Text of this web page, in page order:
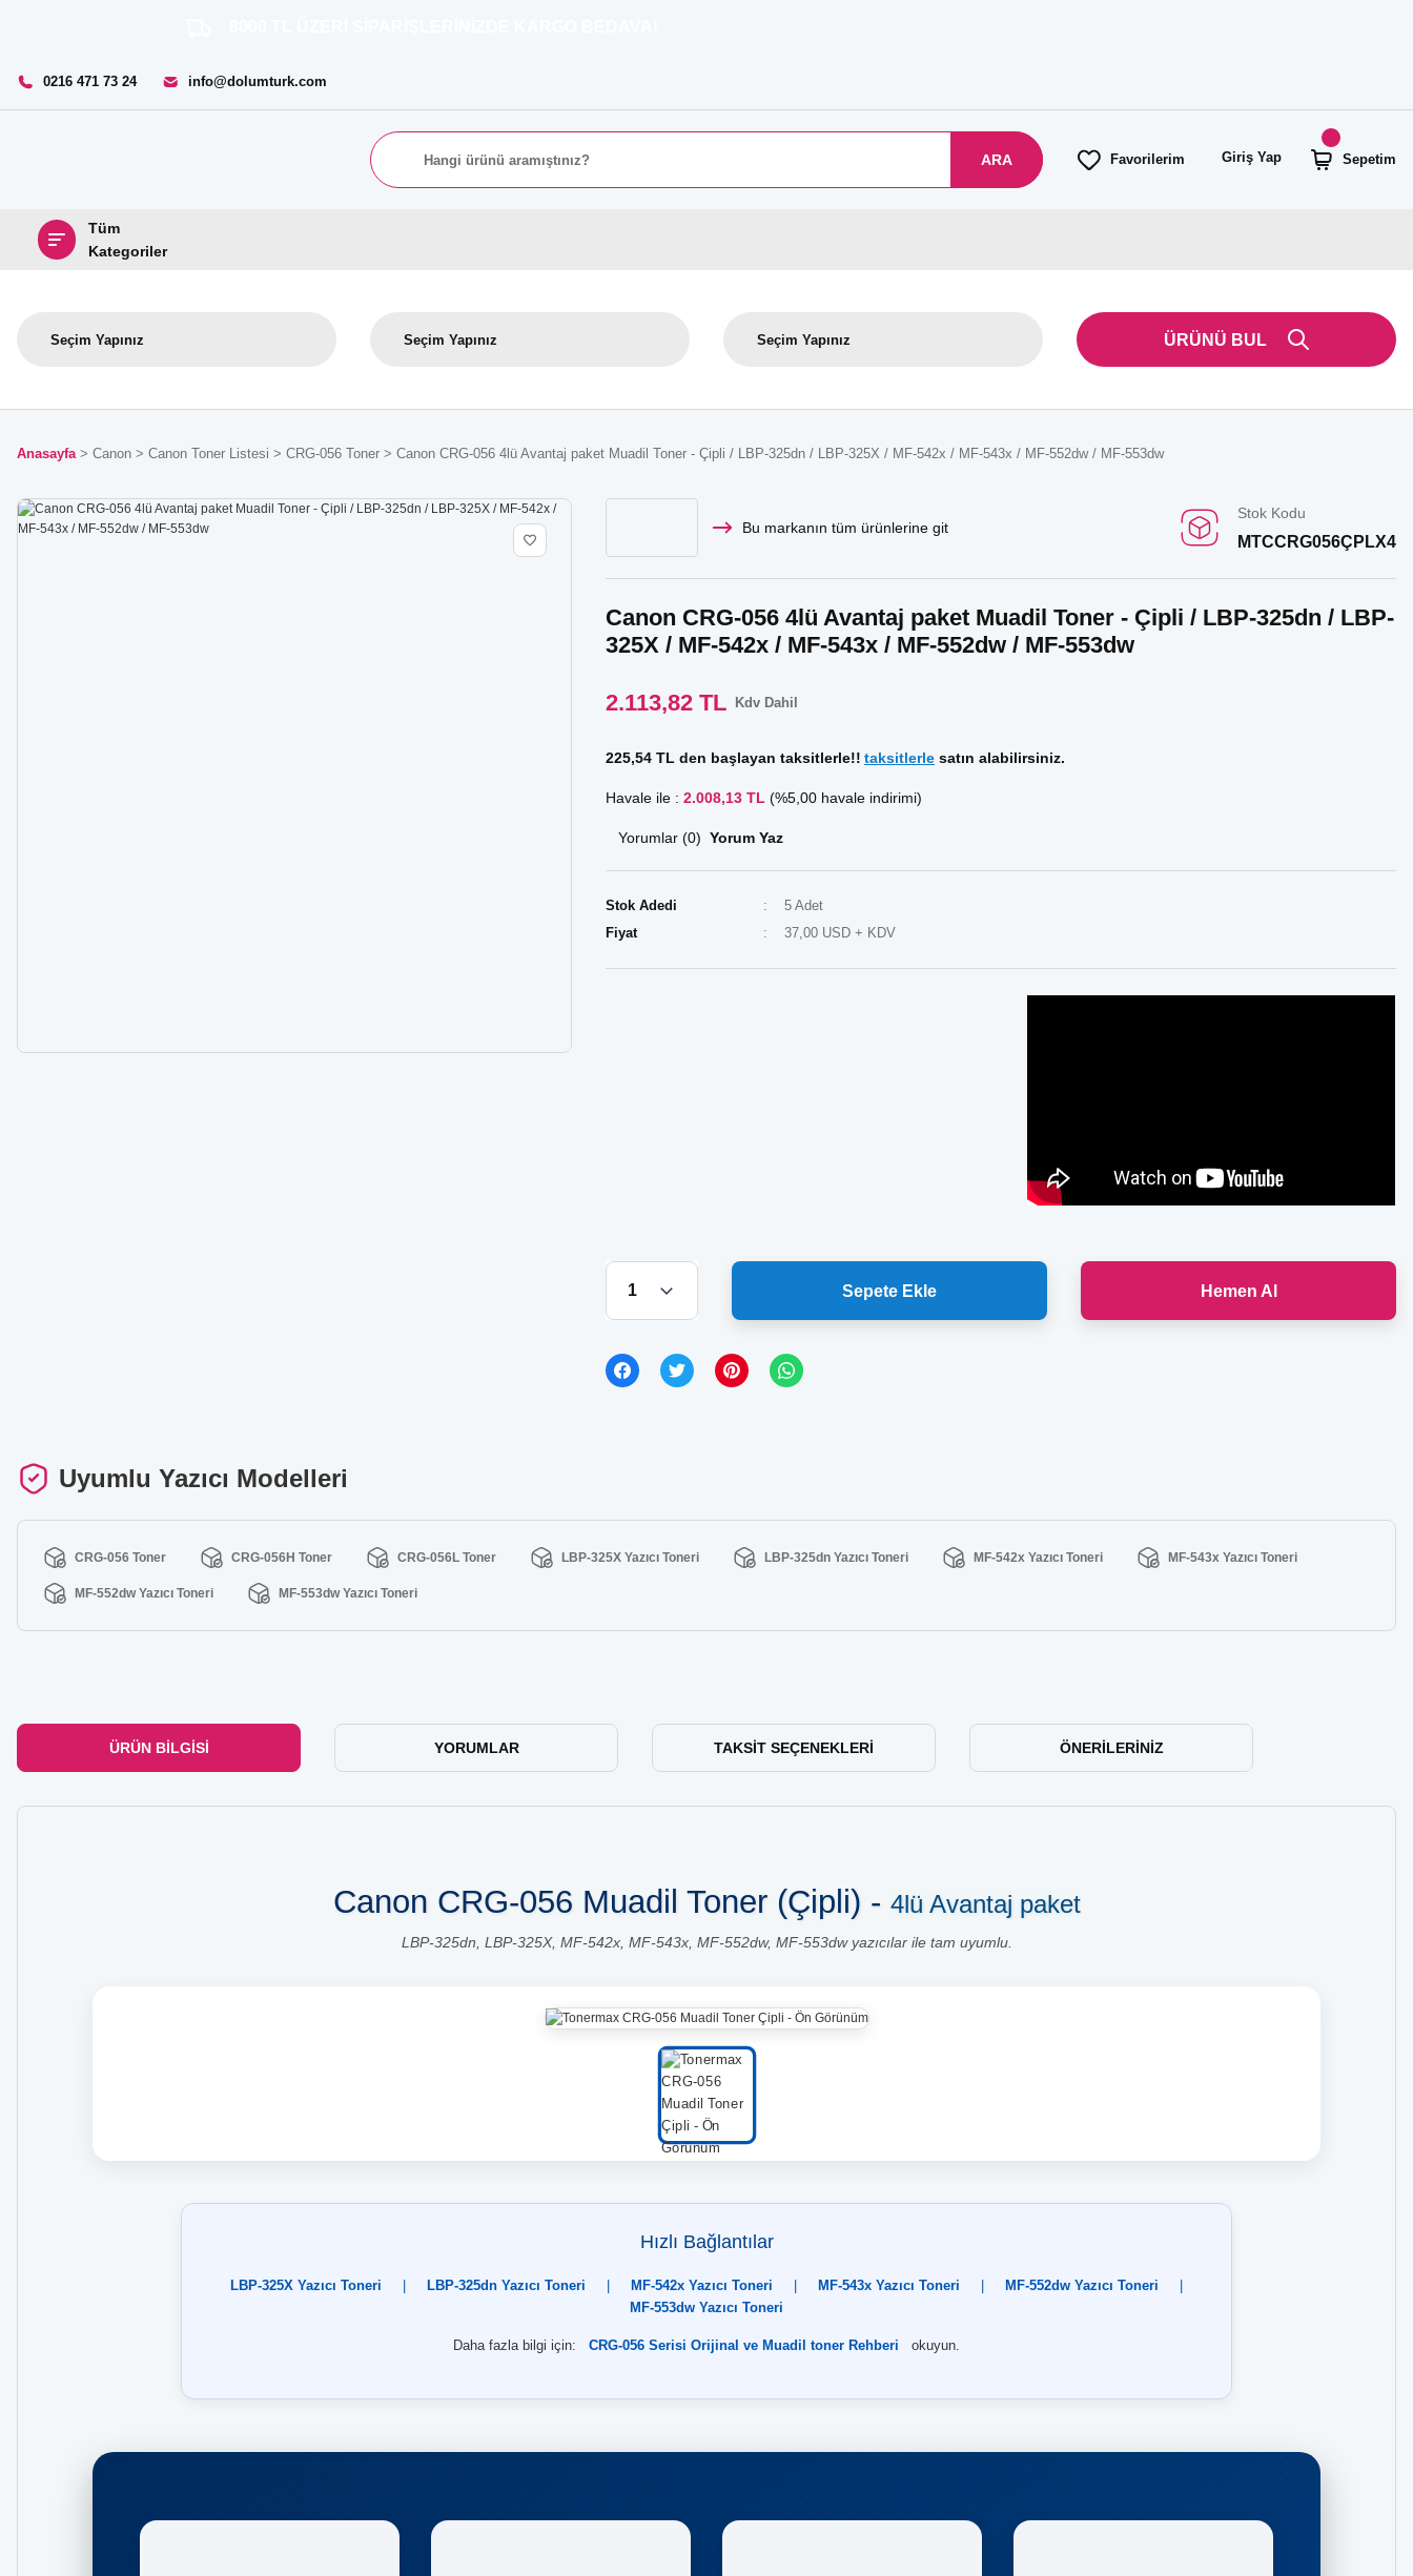
0216 471 73 24 info@dolumturk.com
ARA Favorilerim Giriş Yap Sepetim
Tüm
Kategoriler
ÜRÜNÜ BUL
Anasayfa Canon Canon Toner Listesi CRG-056 Toner Canon CRG-056 4lü Avantaj paket Muadil Toner - Çipli / LBP-325dn / LBP-325X / MF-542x / MF-543x / MF-552dw / MF-553dw
Bu markanın tüm ürünlerine git
Stok Kodu
MTCCRG056ÇPLX4
Canon CRG-056 4lü Avantaj paket Muadil Toner - Çipli / LBP-325dn / LBP-
325X / MF-542x / MF-543x / MF-552dw / MF-553dw
2.113,82 TL Kdv Dahil
225,54 TL den başlayan taksitlerle!! taksitlerle satın alabilirsiniz.
Havale ile : 2.008,13 TL (%5,00 havale indirimi)
Yorumlar (0) Yorum Yaz
Stok Adedi
5 Adet
Fiyat
37,00 USD + KDV
Sepete Ekle Hemen Al
Uyumlu Yazıcı Modelleri
CRG-056 Toner CRG-056H Toner CRG-056L Toner LBP-325X Yazıcı Toneri LBP-325dn Yazıcı Toneri MF-542x Yazıcı Toneri MF-543x Yazıcı Toneri
MF-552dw Yazıcı Toneri MF-553dw Yazıcı Toneri
ÜRÜN BILGISI YORUMLAR TAKSIT SEÇENEKLERI ÖNERILERINIZ
Canon CRG-056 Muadil Toner (Çipli) - 4lü Avantaj paket
LBP-325dn, LBP-325X, MF-542x, MF-543x, MF-552dw, MF-553dw yazıcılar ile tam uyumlu.
Hızlı Bağlantılar
LBP-325X Yazıcı Toneri LBP-325dn Yazıcı Toneri MF-542x Yazıcı Toneri MF-543x Yazıcı Toneri MF-552dw Yazıcı Toneri
MF-553dw Yazıcı Toneri
Daha fazla bilgi için: CRG-056 Serisi Orijinal ve Muadil toner Rehberi okuyun.